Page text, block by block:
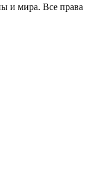
и мира. Все права